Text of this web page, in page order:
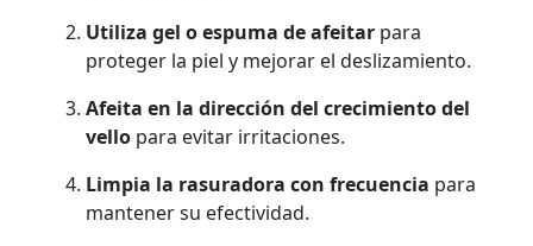
Utiliza gel o espuma de afeitar para
proteger la piel y mejorar el deslizamiento.
Afeita en la dirección del crecimiento del
vello para evitar irritaciones.
Limpia la rasuradora con frecuencia para
mantener su efectividad.